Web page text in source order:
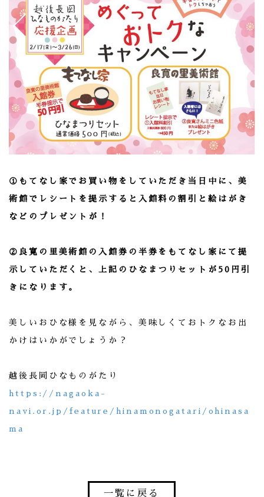
①もてなし家でお買い物をしていただき当日中に、美
術館でレシートを提示すると入館料の割引と絵はがき
などのプレゼントが！
②良寛の里美術館の入館券の半券をもてなし家にて提
示していただくと、上記のひなまつりセットが50円引
きになります。
美しいおひな様を見ながら、美味しくておトクなお出
かけはいかがでしょうか？
越後長岡ひなものがたり
https://nagaoka-
navi.or.jp/feature/hinamonogatari/ohinasa
ma
一覧に戻る